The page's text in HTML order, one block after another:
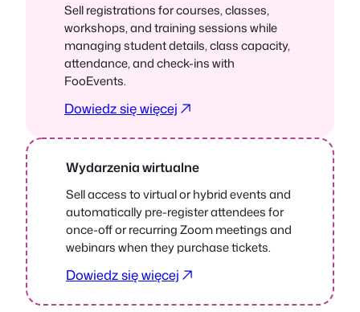
Sell registrations for courses, classes,
workshops, and training sessions while
managing student details, class capacity,
attendance, and check-ins with
FooEvents.
Dowiedz się więcej
Wydarzenia wirtualne
Sell access to virtual or hybrid events and
automatically pre-register attendees for
once-off or recurring Zoom meetings and
webinars when they purchase tickets.
Dowiedz się więcej